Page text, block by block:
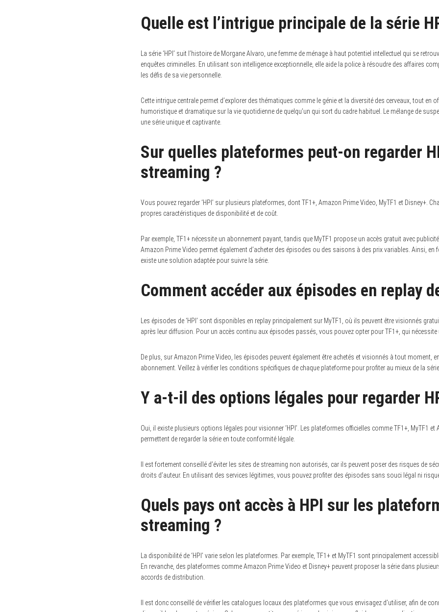
Quelle est l’intrigue principale de la série
La série ‘HPI’ suit l’histoire de Morgane Alvaro, une femme de ménage à haut potentiel intellectuel qui se
enquêtes criminelles. En utilisant son intelligence exceptionnelle, elle aide la police à résoudre des affaires
les défis de sa vie personnelle.
Cette intrigue centrale permet d’explorer des thématiques comme le génie et la diversité des cerveaux, tout en
humoristique et dramatique sur la vie quotidienne de quelqu’un qui sort du cadre habituel. Le mélange de
une série unique et captivante.
Sur quelles plateformes peut-on regarder
streaming ?
Vous pouvez regarder ‘HPI’ sur plusieurs plateformes, dont TF1+, Amazon Prime Video, MyTF1 et Disney+.
propres caractéristiques de disponibilité et de coût.
Par exemple, TF1+ nécessite un abonnement payant, tandis que MyTF1 propose un accès gratuit avec
Amazon Prime Video permet également d’acheter des épisodes ou des saisons à des prix variables. Ainsi, en
existe une solution adaptée pour suivre la série.
Comment accéder aux épisodes en replay
Les épisodes de ‘HPI’ sont disponibles en replay principalement sur MyTF1, où ils peuvent être visionnés
après leur diffusion. Pour un accès continu aux épisodes passés, vous pouvez opter pour TF1+, qui nécessite
De plus, sur Amazon Prime Video, les épisodes peuvent également être achetés et visionnés à tout moment,
abonnement. Veillez à vérifier les conditions spécifiques de chaque plateforme pour profiter au mieux de la série.
Y a-t-il des options légales pour regarder
Oui, il existe plusieurs options légales pour visionner ‘HPI’. Les plateformes officielles comme TF1+, MyTF1
permettent de regarder la série en toute conformité légale.
Il est fortement conseillé d’éviter les sites de streaming non autorisés, car ils peuvent poser des risques de
droits d’auteur. En utilisant des services légitimes, vous pouvez profiter des épisodes sans souci légal ni
Quels pays ont accès à HPI sur les
streaming ?
La disponibilité de ‘HPI’ varie selon les plateformes. Par exemple, TF1+ et MyTF1 sont principalement
En revanche, des plateformes comme Amazon Prime Video et Disney+ peuvent proposer la série dans
accords de distribution.
Il est donc conseillé de vérifier les catalogues locaux des plateformes que vous envisagez d’utiliser, afin de